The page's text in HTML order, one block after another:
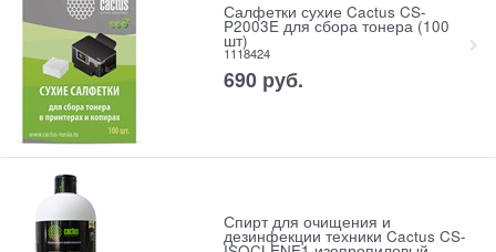
Салфетки сухие Cactus CS-
P2003E для сбора тонера (100
шт)
1118424
690 руб.
Спирт для очищения и
дезинфекции техники Cactus CS-